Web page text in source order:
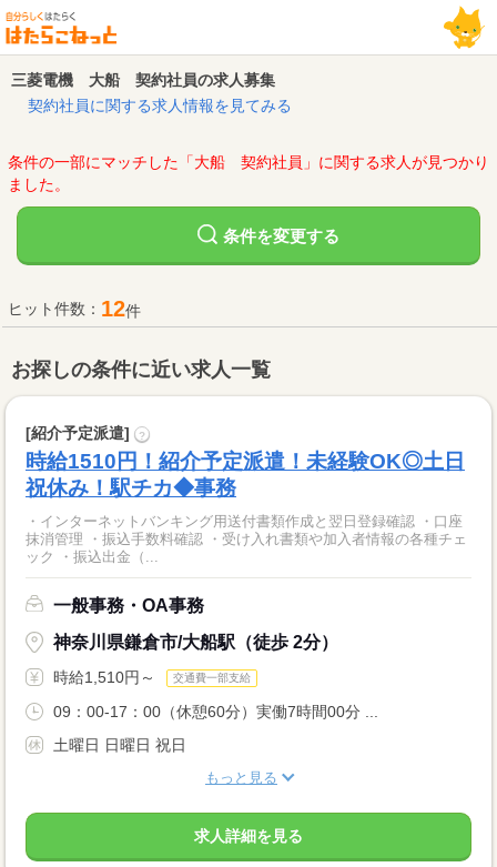
三菱電機 大船 契約社員の求人募集
契約社員に関する求人情報を見てみる
条件の一部にマッチした「大船 契約社員」に関する求人が見つかり
ました。
条件を変更する
ヒット件数： 12件
お探しの条件に近い求人一覧
[紹介予定派遣] ?
時給1510円！紹介予定派遣！未経験OK◎土日
祝休み！駅チカ◆事務
・インターネットバンキング用送付書類作成と翌日登録確認 ・口座
抹消管理 ・振込手数料確認 ・受け入れ書類や加入者情報の各種チェ
ック ・振込出金（...
一般事務・OA事務
神奈川県鎌倉市/大船駅（徒歩 2分）
時給1,510円～ 交通費一部支給
09：00-17：00（休憩60分）実働7時間00分 ...
土曜日 日曜日 祝日
もっと見る
求人詳細を見る